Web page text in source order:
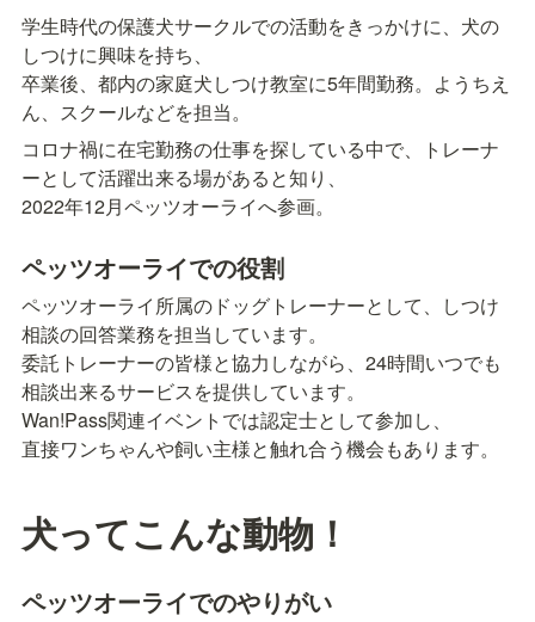
学生時代の保護犬サークルでの活動をきっかけに、犬の
しつけに興味を持ち、
卒業後、都内の家庭犬しつけ教室に5年間勤務。ようちえ
ん、スクールなどを担当。
コロナ禍に在宅勤務の仕事を探している中で、トレーナ
ーとして活躍出来る場があると知り、
2022年12月ペッツオーライへ参画。
ペッツオーライでの役割
ペッツオーライ所属のドッグトレーナーとして、しつけ
相談の回答業務を担当しています。
委託トレーナーの皆様と協力しながら、24時間いつでも
相談出来るサービスを提供しています。
Wan!Pass関連イベントでは認定士として参加し、
直接ワンちゃんや飼い主様と触れ合う機会もあります。
犬ってこんな動物！
ペッツオーライでのやりがい